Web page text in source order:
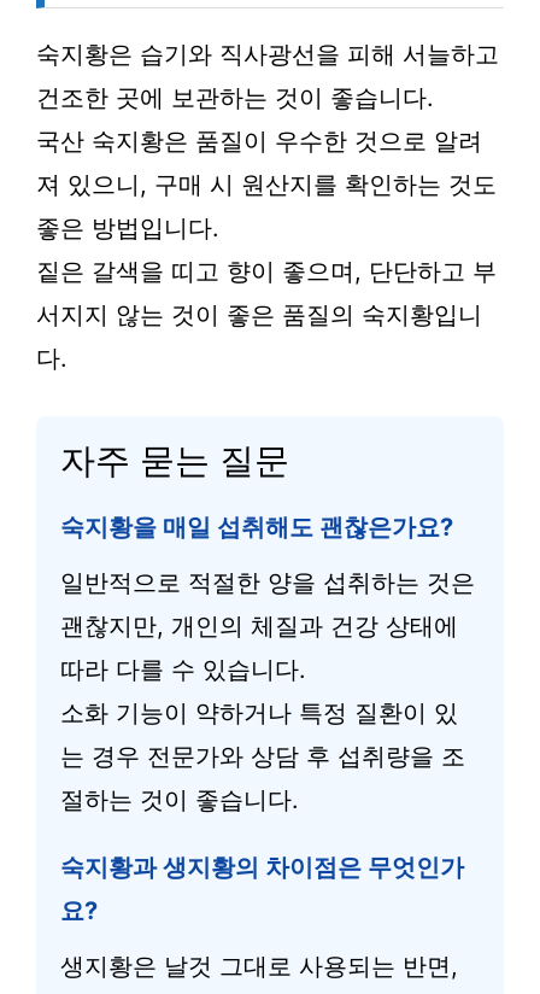
숙지황은 습기와 직사광선을 피해 서늘하고
건조한 곳에 보관하는 것이 좋습니다.
국산 숙지황은 품질이 우수한 것으로 알려
져 있으니, 구매 시 원산지를 확인하는 것도
좋은 방법입니다.
짙은 갈색을 띠고 향이 좋으며, 단단하고 부
서지지 않는 것이 좋은 품질의 숙지황입니
다.
자주 묻는 질문
숙지황을 매일 섭취해도 괜찮은가요?
일반적으로 적절한 양을 섭취하는 것은
괜찮지만, 개인의 체질과 건강 상태에
따라 다를 수 있습니다.
소화 기능이 약하거나 특정 질환이 있
는 경우 전문가와 상담 후 섭취량을 조
절하는 것이 좋습니다.
숙지황과 생지황의 차이점은 무엇인가
요?
생지황은 날것 그대로 사용되는 반면,